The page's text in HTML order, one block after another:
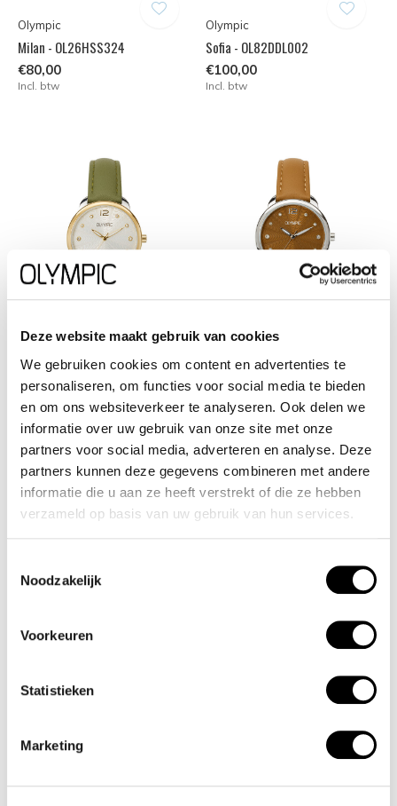
Deze website maakt gebruik van cookies
We gebruiken cookies om content en advertenties te
personaliseren, om functies voor social media te bieden
en om ons websiteverkeer te analyseren. Ook delen we
informatie over uw gebruik van onze site met onze
partners voor social media, adverteren en analyse. Deze
partners kunnen deze gegevens combineren met andere
informatie die u aan ze heeft verstrekt of die ze hebben
verzameld op basis van uw gebruik van hun services.
Noodzakelijk
Voorkeuren
Statistieken
Marketing
Olympic
Milan - OL26HSS324
€80,00
Incl. btw
Olympic
Sofia - OL82DDL002
€100,00
Incl. btw
Olympic
Sofia - OL82DDL001B
€100,00
Incl. btw
Olympic
Sofia - OL82DSL010
€90,00
Incl. btw
€169,00